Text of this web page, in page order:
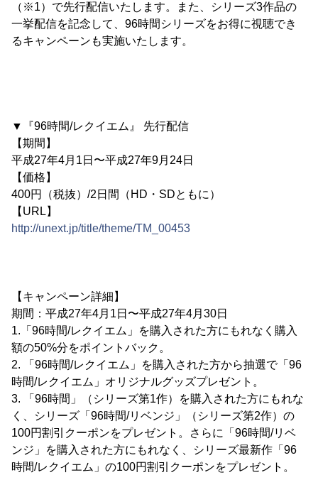
（※1）で先行配信いたします。また、シリーズ3作品の
一挙配信を記念して、96時間シリーズをお得に視聴でき
るキャンペーンも実施いたします。
▼『96時間/レクイエム』 先行配信
【期間】
平成27年4月1日〜平成27年9月24日
【価格】
400円（税抜）/2日間（HD・SDともに）
【URL】
http://unext.jp/title/theme/TM_00453
【キャンペーン詳細】
期間：平成27年4月1日〜平成27年4月30日
1.「96時間/レクイエム」を購入された方にもれなく購入
額の50%分をポイントバック。
2. 「96時間/レクイエム」を購入された方から抽選で「96
時間/レクイエム」オリジナルグッズプレゼント。
3. 「96時間」（シリーズ第1作）を購入された方にもれな
く、シリーズ「96時間/リベンジ」（シリーズ第2作）の
100円割引クーポンをプレゼント。さらに「96時間/リベ
ンジ」を購入された方にもれなく、シリーズ最新作「96
時間/レクイエム」の100円割引クーポンをプレゼント。